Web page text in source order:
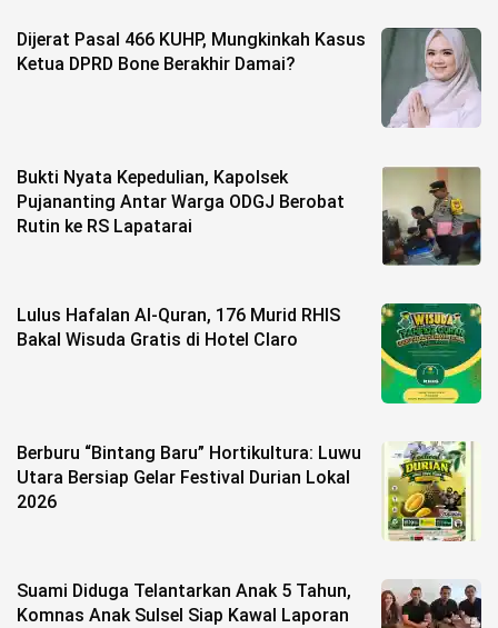
Disclaimer
©
Right
Reserved
Dijerat Pasal 466 KUHP, Mungkinkah Kasus
Ketua DPRD Bone Berakhir Damai?
Bukti Nyata Kepedulian, Kapolsek
Pujananting Antar Warga ODGJ Berobat
Rutin ke RS Lapatarai
Lulus Hafalan Al-Quran, 176 Murid RHIS
Bakal Wisuda Gratis di Hotel Claro
Berburu “Bintang Baru” Hortikultura: Luwu
Utara Bersiap Gelar Festival Durian Lokal
2026
Suami Diduga Telantarkan Anak 5 Tahun,
Komnas Anak Sulsel Siap Kawal Laporan